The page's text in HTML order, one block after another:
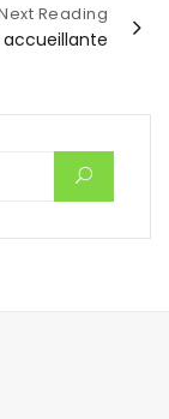
Reading